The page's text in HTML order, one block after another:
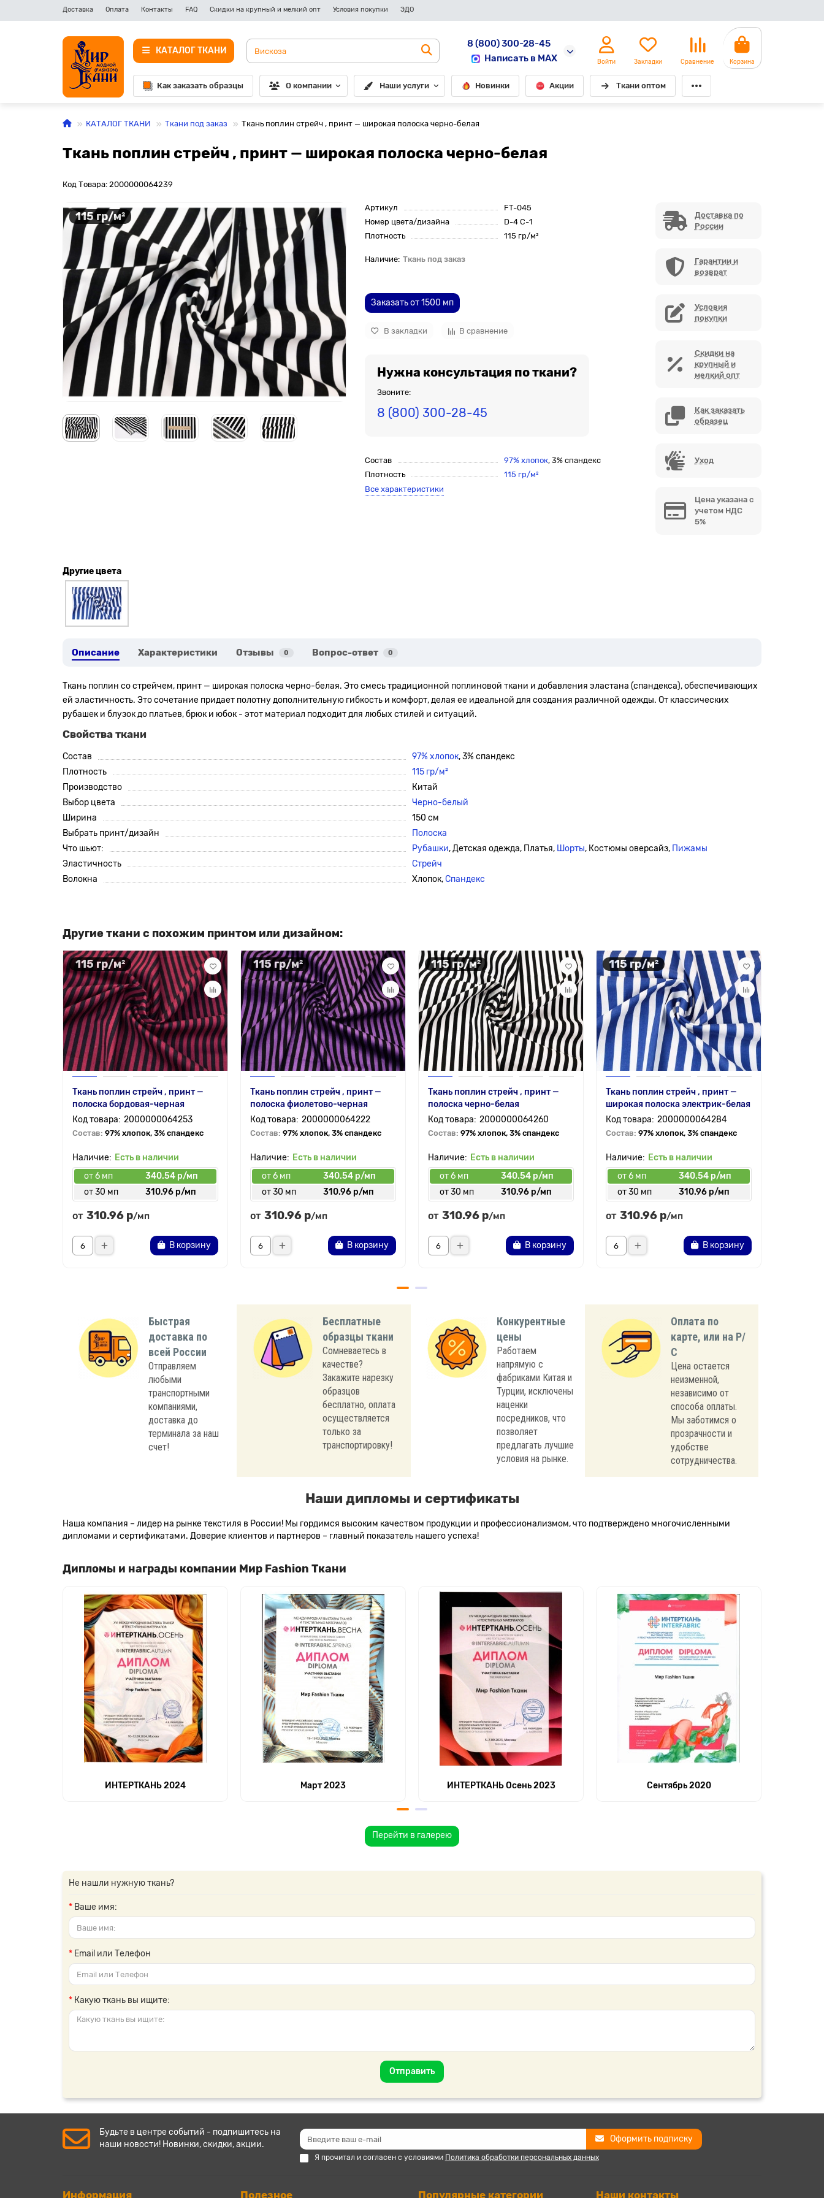
Доставка Оплата Контакты FAQ Скидки на крупный и мелкий опт Условия покупки ЭДО
КАТАЛОГ ТКАНИ
8 (800) 300-28-45
Написать в MAX
Войти Закладки Сравнение Корзина
Как заказать образцы О компании Наши услуги Новинки Акции Ткани оптом
КАТАЛОГ ТКАНИ Ткани под заказ Ткань поплин стрейч , принт — широкая полоска черно-белая
Ткань поплин стрейч , принт — широкая полоска черно-белая
Код Товара: 2000000064239
115 гр/м²
Артикул
FT-045
Номер цвета/дизайна
D-4 C-1
Плотность
115 гр/м²
Ткань под заказ
Заказать от 1500 мп
В закладки В сравнение
Нужна консультация по ткани?
Звоните:
8 (800) 300-28-45
Состав 97% хлопок, 3% спандекс
Плотность
115 гр/м²
Все характеристики
Доставка по
России
Гарантии и
возврат
Условия
покупки
Скидки на
крупный и
мелкий опт
Как заказать
образец
Уход
Цена указана с
учетом НДС
5%
Другие цвета
Описание Характеристики Отзывы 0 Вопрос-ответ 0
Ткань поплин со стрейчем, принт — широкая полоска черно-белая. Это смесь традиционной поплиновой ткани и добавления эластана (спандекса), обеспечивающих
ей эластичность. Это сочетание придает полотну дополнительную гибкость и комфорт, делая ее идеальной для создания различной одежды. От классических
рубашек и блузок до платьев, брюк и юбок - этот материал подходит для любых стилей и ситуаций.
Свойства ткани
Состав 97% хлопок, 3% спандекс
Плотность
115 гр/м²
Производство
Китай
Выбор цвета
Черно-белый
Ширина
150 см
Выбрать принт/дизайн
Полоска
Что шьют:
Рубашки, Детская одежда, Платья, Шорты, Костюмы оверсайз, Пижамы
Эластичность
Стрейч
Волокна
Хлопок,Спандекс
Другие ткани с похожим принтом или дизайном:
115 гр/м²
Ткань поплин стрейч , принт —
полоска бордовая-черная
2000000064253
Состав: 97% хлопок, 3% спандекс
Есть в наличии
от 6 мп
340.54 р/мп
от 30 мп
310.96 р/мп
от 310.96 р/мп
В корзину
115 гр/м²
Ткань поплин стрейч , принт —
полоска фиолетово-черная
2000000064222
Состав: 97% хлопок, 3% спандекс
Есть в наличии
от 6 мп
340.54 р/мп
от 30 мп
310.96 р/мп
от 310.96 р/мп
В корзину
115 гр/м²
Ткань поплин стрейч , принт —
полоска черно-белая
2000000064260
Состав: 97% хлопок, 3% спандекс
Есть в наличии
от 6 мп
340.54 р/мп
от 30 мп
310.96 р/мп
от 310.96 р/мп
В корзину
115 гр/м²
Ткань поплин стрейч , принт —
широкая полоска электрик-белая
2000000064284
Состав: 97% хлопок, 3% спандекс
Есть в наличии
от 6 мп
340.54 р/мп
от 30 мп
310.96 р/мп
от 310.96 р/мп
В корзину
Быстрая
доставка по
всей России
Отправляем
любыми
транспортными
компаниями,
доставка до
терминала за наш
счет!
Бесплатные
образцы ткани
Сомневаетесь в
качестве?
Закажите нарезку
образцов
бесплатно, оплата
осуществляется
только за
транспортировку!
Конкурентные
цены
Работаем
напрямую с
фабриками Китая и
Турции, исключены
наценки
посредников, что
позволяет
предлагать лучшие
условия на рынке.
Оплата по
карте, или на Р/
С
Цена остается
неизменной,
независимо от
способа оплаты.
Мы заботимся о
прозрачности и
удобстве
сотрудничества.
Наши дипломы и сертификаты
Наша компания – лидер на рынке текстиля в России! Мы гордимся высоким качеством продукции и профессионализмом, что подтверждено многочисленными
дипломами и сертификатами. Доверие клиентов и партнеров – главный показатель нашего успеха!
Дипломы и награды компании Мир Fashion Ткани
ИНТЕРТКАНЬ 2024 Март 2023 ИНТЕРТКАНЬ Осень 2023 Сентябрь 2020
Перейти в галерею
Не нашли нужную ткань?
Ваше имя:
Email или Телефон
Какую ткань вы ищите:
Отправить
Будьте в центре событий - подпишитесь на
наши новости! Новинки, скидки, акции.
Оформить подписку
Я прочитал и согласен с условиями Политика обработки персональных данных
Информация Полезное Популярные категории Наши контакты